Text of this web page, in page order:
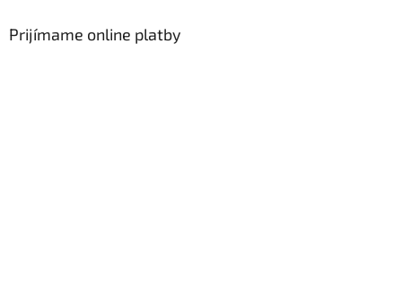
Prijímame online platby